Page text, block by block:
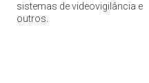
sistemas de videovigilância e
outros.